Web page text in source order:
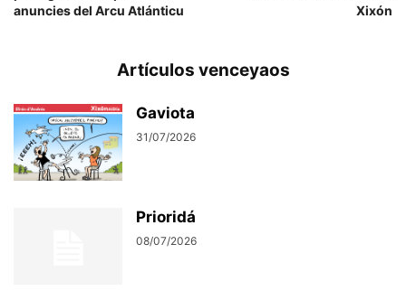
anuncies del Arcu Atlánticu
Xixón
Artículos venceyaos
Gaviota
31/07/2026
Prioridá
08/07/2026